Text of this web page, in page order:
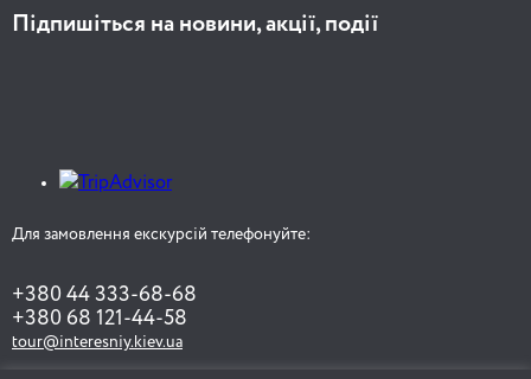
Підпишіться на новини, акції, події
Для замовлення екскурсій телефонуйте:
+380 44 333-68-68
+380 68 121-44-58
tour@interesniy.kiev.ua